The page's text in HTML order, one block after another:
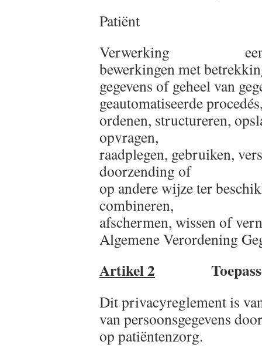
Patiënt een
Verwerking een
bewerkingen met
gegevens of geheel van
geautomatiseerde
ordenen, structureren,
opvragen,
raadplegen, gebruiken,
doorzending of
op andere wijze ter
combineren,
afschermen, wissen of
Algemene Verordening
Artikel 2
Dit privacyreglement is
van persoonsgegevens
op patiëntenzorg.